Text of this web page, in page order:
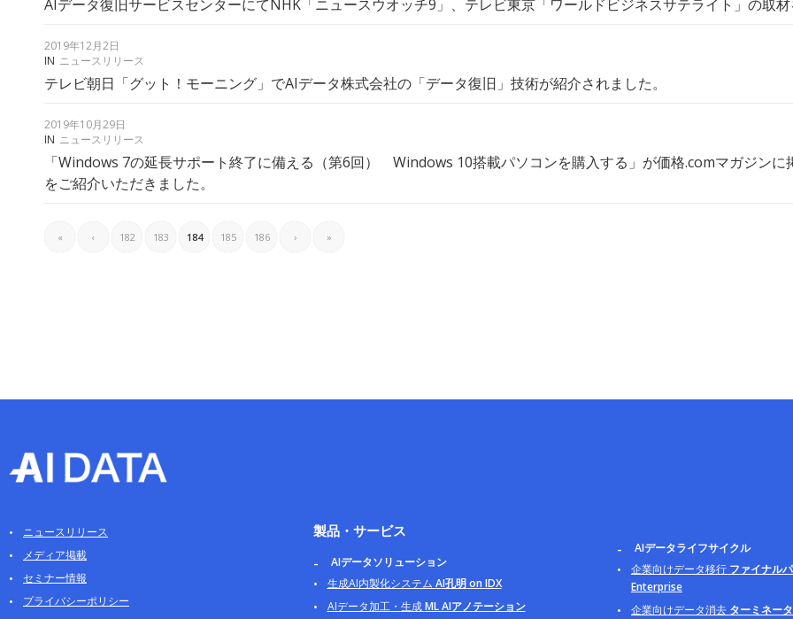
AIデータ復旧サービスセンターにてNHK「ニュースウオッチ9」、テレビ東京「ワールドビジネスサテライト」の取材
2019年12月2日
IN ニュースリリース
テレビ朝日「グット！モーニング」でAIデータ株式会社の「データ復旧」技術が紹介されました。
2019年10月29日
IN ニュースリリース
「Windows 7の延長サポート終了に備える（第6回） Windows 10搭載パソコンを購入する」が価格.comマガジンに
をご紹介いただきました。
« ‹ 182 183 184 185 186 › »
ニュースリリース
メディア掲載
セミナー情報
プライバシーポリシー
製品・サービス
AIデータソリューション
生成AI内製化システム AI孔明 on IDX
AIデータ加工・生成ML AIアノテーション
AIデータライフサイクル
企業向けデータ移行 ファイナル
Enterprise
企業向けデータ消去 ターミネー